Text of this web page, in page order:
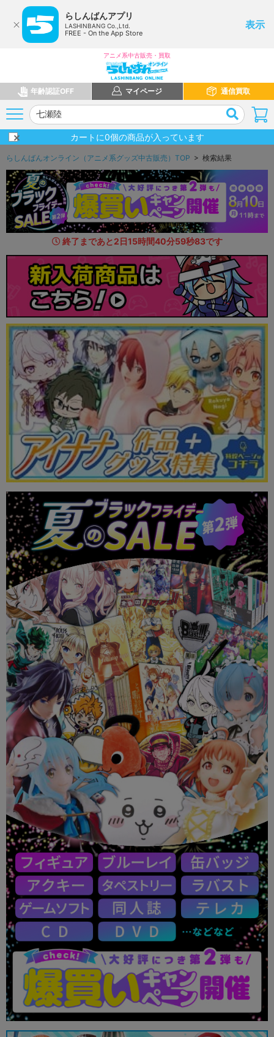
らしんばんアプリ
LASHINBANG Co.,Ltd.
FREE - On the App Store
表示
アニメ系中古販売・買取
年齢認証OFF マイページ 通信買取
カートに0個の商品が入っています
らしんばんオンライン（アニメ系グッズ中古販売）TOP > 検索結果
終了まであと2日15時間40分58秒38です